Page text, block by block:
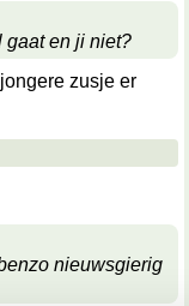
gaat en ji niet?
zusje er
nieuwsgierig